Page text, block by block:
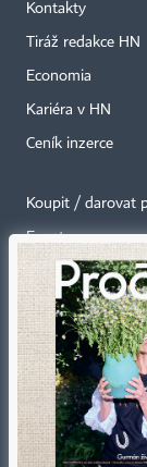
Kontakty
Tiráž redakce HN
Economia
Kariéra v HN
Ceník inzerce
Koupit / darovat
Eventy
Newslettery
RSS kanály
Autorská práva
zakázáno jakékoli
jakýmkoli
jiném jazyce. Bez
obsahu pro účely